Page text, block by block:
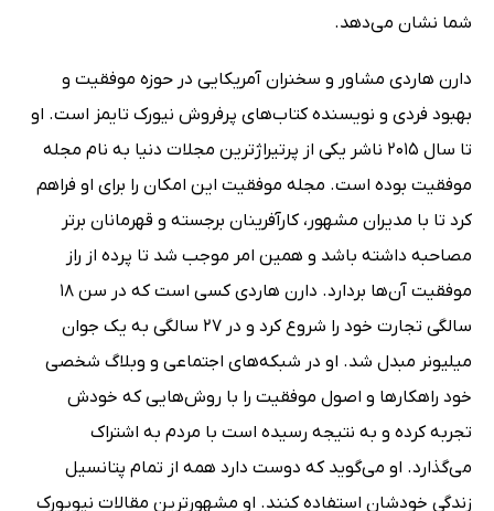
شما نشان می‌دهد.
دارن هاردی مشاور و سخنران آمریکایی در حوزه موفقیت و
بهبود فردی و نویسنده کتاب‌های پرفروش نیورک تایمز است. او
تا سال 2015 ناشر یکی از پرتیراژترین مجلات دنیا به نام مجله
موفقیت بوده است. مجله موفقیت این امکان را برای او فراهم
کرد تا با مدیران مشهور، کارآفرینان برجسته و قهرمانان برتر
مصاحبه داشته باشد و همین امر موجب شد تا پرده از راز
موفقیت آن‌ها بردارد. دارن هاردی کسی است که در سن 18
سالگی تجارت خود را شروع کرد و در 27 سالگی به یک جوان
میلیونر مبدل شد. او در شبکه‌های اجتماعی و وبلاگ شخصی
خود راهکارها و اصول موفقیت را با روش‌هایی که خودش
تجربه کرده و به نتیجه رسیده است با مردم به اشتراک
می‌گذارد. او می‌گوید که دوست دارد همه از تمام پتانسیل
زندگی خودشان استفاده کنند. او مشهورترین مقالات نیویورک